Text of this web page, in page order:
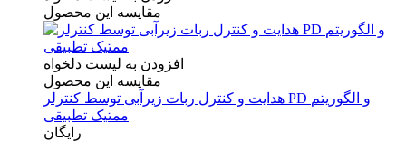
مقایسه این محصول
افزودن به لیست دلخواه
مقایسه این محصول
هدایت و کنترل ربات زیرآبی توسط کنترلر PD و الگوریتم
ممتیک تطبیقی
رایگان